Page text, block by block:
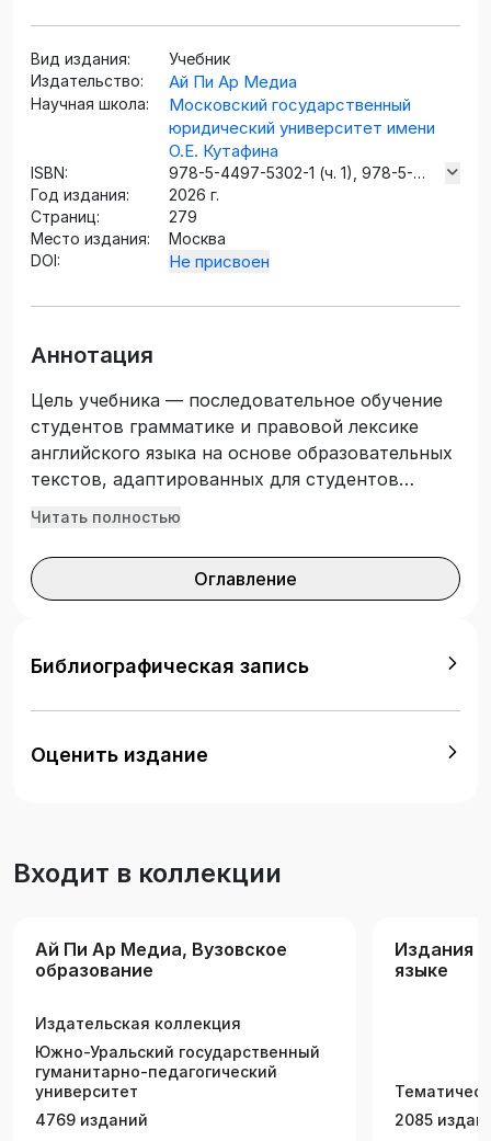
Вид издания:
Учебник
Издательство:
Ай Пи Ар Медиа
Научная школа:
Московский государственный
юридический университет имени
О.Е. Кутафина
ISBN:
978-5-4497-5302-1 (ч. 1), 978-5-
4497-5303-8
Год издания:
2026 г.
Страниц:
279
Место издания:
Москва
DOI:
Не присвоен
Аннотация
Цель учебника — последовательное обучение
студентов грамматике и правовой лексике
английского языка на основе образовательных
текстов, адаптированных для студентов
направления подготовки «Правовое
учебнике (часть 1) приведены тексты и задания
по следующим темам: юридическое
конституционное и административное право,
право, материальное уголовное право,
уголовный процесс, уголовное наказание,
судоустройство, средства доказывания,
образования. Учебник предназначен для
других юридических направлений подготовки
и специальностей, изучающих дисциплину
Читать полностью
Оглавление
Библиографическая запись
Оценить издание
Входит в коллекции
Ай Пи Ар Медиа, Вузовское
образование
Издательская коллекция
Южно-Уральский государственный
гуманитарно-педагогический
университет
4769 изданий
Издания
языке
2085